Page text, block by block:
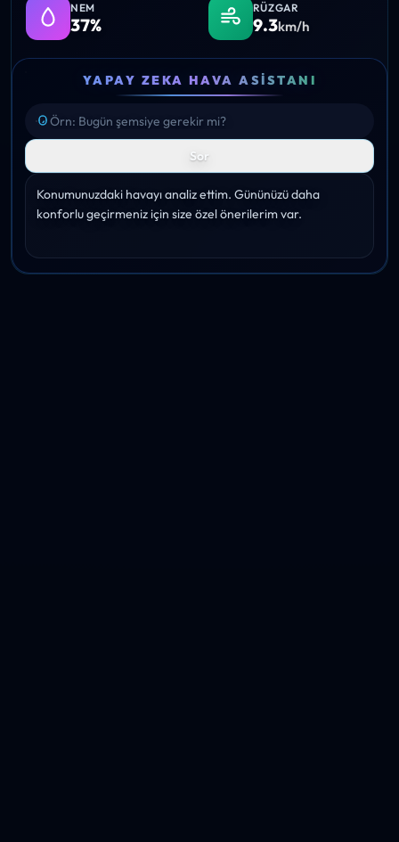
NEM
37%
RÜZGAR
9.3km/h
YAPAY ZEKA HAVA ASISTANI
Sor
Konumunuzdaki havayı analiz ettim. Gününüzü daha
konforlu geçirmeniz için size özel önerilerim var.